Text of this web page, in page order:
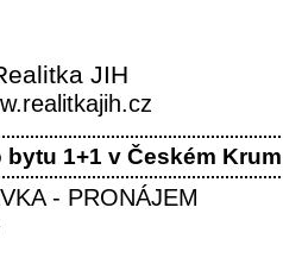
JIH
1+1 v Českém
- PRONÁJEM